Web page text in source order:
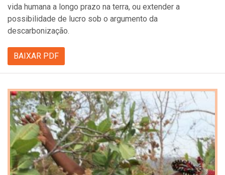
vida humana a longo prazo na terra, ou extender a
possibilidade de lucro sob o argumento da
descarbonização.
BAIXAR PDF